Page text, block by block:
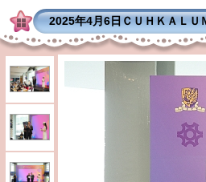
2025年4月6日ＣＵＨＫＡＬＵ